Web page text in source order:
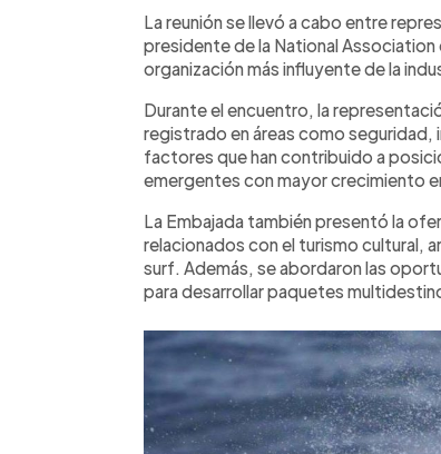
infraestructura, conectividad
turismo cultural,
Ambas partes intercambiaron
en el mercado asiático. La
internacional del país y atraer
La reunión se llevó a cabo entre
presidente de la National
organización más influyente de la
Durante el encuentro, la
registrado en áreas como
factores que han contribuido a
emergentes con mayor crecimiento
La Embajada también presentó la
relacionados con el turismo cultural,
surf. Además, se abordaron las
para desarrollar paquetes